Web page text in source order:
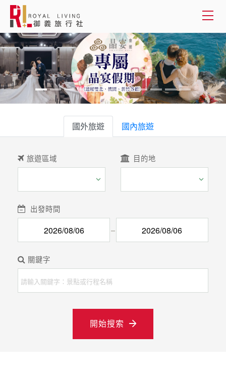
會員登入
國外旅遊
國內旅遊
客製服務
旅遊資訊
關於御義
國外旅遊 國內旅遊
旅遊區域 目的地
出發時間
關鍵字
開始搜索